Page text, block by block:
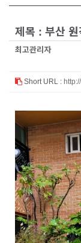
제목 : 부산 원
최고관리자
Short URL :